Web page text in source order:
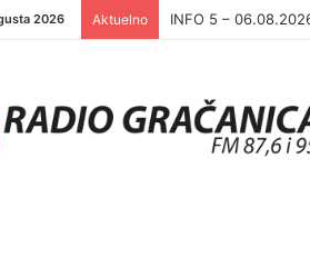
2026 Aktuelno INFO 5 –